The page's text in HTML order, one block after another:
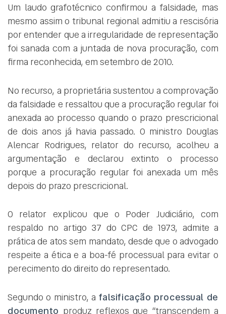
Um laudo grafotécnico confirmou a falsidade, mas
mesmo assim o tribunal regional admitiu a rescisória
por entender que a irregularidade de representação
foi sanada com a juntada de nova procuração, com
firma reconhecida, em setembro de 2010.
No recurso, a proprietária sustentou a comprovação
da falsidade e ressaltou que a procuração regular foi
anexada ao processo quando o prazo prescricional
de dois anos já havia passado. O ministro Douglas
Alencar Rodrigues, relator do recurso, acolheu a
argumentação e declarou extinto o processo
porque a procuração regular foi anexada um mês
depois do prazo prescricional.
O relator explicou que o Poder Judiciário, com
respaldo no artigo 37 do CPC de 1973, admite a
prática de atos sem mandato, desde que o advogado
respeite a ética e a boa-fé processual para evitar o
perecimento do direito do representado.
Segundo o ministro, a falsificação processual de
documento produz reflexos que “transcendem a